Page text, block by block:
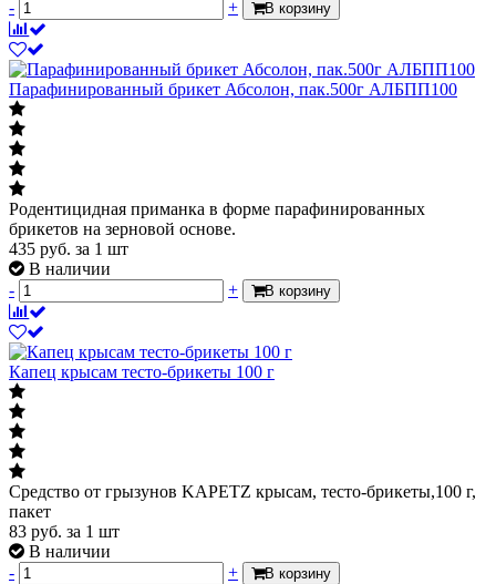
-
+ В корзину
Парафинированный брикет Абсолон, пак.500г АЛБПП100
Родентицидная приманка в форме парафинированных
брикетов на зерновой основе.
435 руб. за 1 шт
В наличии
-
+ В корзину
Капец крысам тесто-брикеты 100 г
Средство от грызунов KAPETZ крысам, тесто-брикеты,100 г,
пакет
83 руб. за 1 шт
В наличии
-
+ В корзину